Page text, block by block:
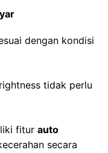
dengan kondisi
tidak perlu
fitur auto
secara